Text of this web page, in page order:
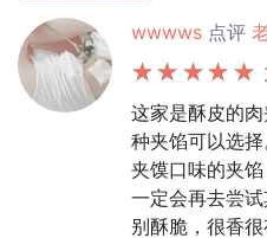
wwwws 点评
这家是酥皮的
种夹馅可以选
夹馍口味的夹
一定会再去尝
别酥脆，很香